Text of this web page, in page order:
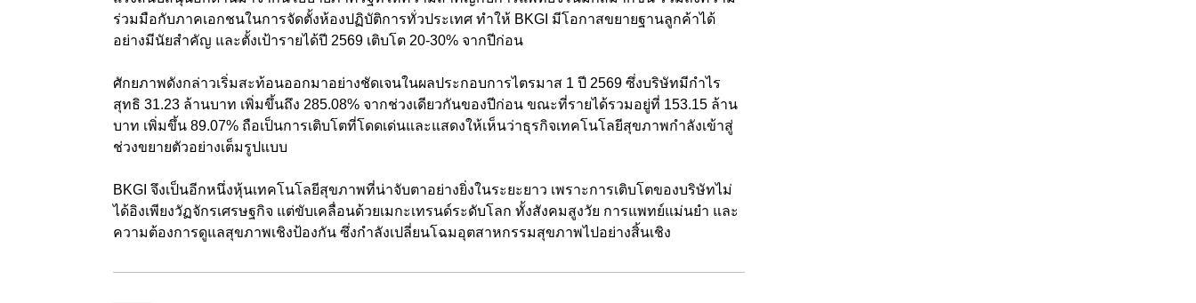
ร่วมมือกับภาคเอกชนในการจัดตั้งห้องปฏิบัติการทั่วประเทศ ทำให้ BKGI มีโอกาสขยายฐานลูกค้าได้
อย่างมีนัยสำคัญ และตั้งเป้ารายได้ปี 2569 เติบโต 20-30% จากปีก่อน
ศักยภาพดังกล่าวเริ่มสะท้อนออกมาอย่างชัดเจนในผลประกอบการไตรมาส 1 ปี 2569 ซึ่งบริษัทมีกำไร
สุทธิ 31.23 ล้านบาท เพิ่มขึ้นถึง 285.08% จากช่วงเดียวกันของปีก่อน ขณะที่รายได้รวมอยู่ที่ 153.15 ล้าน
บาท เพิ่มขึ้น 89.07% ถือเป็นการเติบโตที่โดดเด่นและแสดงให้เห็นว่าธุรกิจเทคโนโลยีสุขภาพกำลังเข้าสู่
ช่วงขยายตัวอย่างเต็มรูปแบบ
BKGI จึงเป็นอีกหนึ่งหุ้นเทคโนโลยีสุขภาพที่น่าจับตาอย่างยิ่งในระยะยาว เพราะการเติบโตของบริษัทไม่
ได้อิงเพียงวัฏจักรเศรษฐกิจ แต่ขับเคลื่อนด้วยเมกะเทรนด์ระดับโลก ทั้งสังคมสูงวัย การแพทย์แม่นยำ และ
ความต้องการดูแลสุขภาพเชิงป้องกัน ซึ่งกำลังเปลี่ยนโฉมอุตสาหกรรมสุขภาพไปอย่างสิ้นเชิง